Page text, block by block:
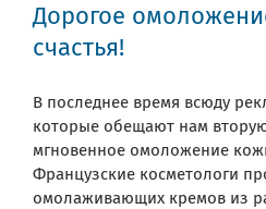
Дорогое
счастья!
В последнее время всюду
которые обещают нам
мгновенное омоложение
Французские косметологи
омолаживающих кремов из